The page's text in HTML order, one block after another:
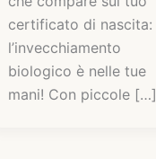
certificato di nascita:
l’invecchiamento
biologico è nelle tue
mani! Con piccole […]